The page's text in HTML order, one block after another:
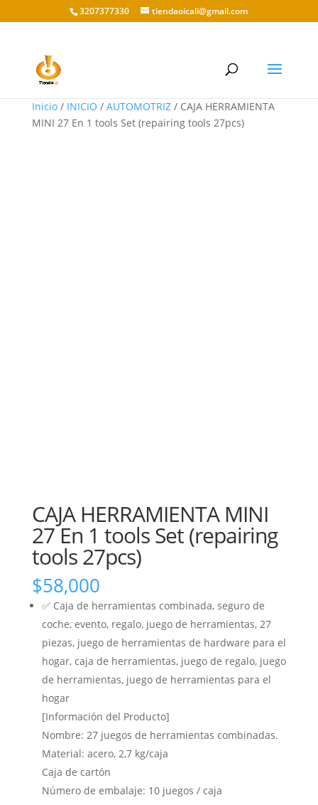
3207377330 tiendaoicali@gmail.com
Inicio/ INICIO / AUTOMOTRIZ/ CAJA HERRAMIENTA
MINI 27 En 1 tools Set (repairing tools 27pcs)
CAJA HERRAMIENTA MINI
27 En 1 tools Set (repairing
tools 27pcs)
$58,000
✅ Caja de herramientas combinada, seguro de
coche, evento, regalo, juego de herramientas, 27
piezas, juego de herramientas de hardware para el
hogar, caja de herramientas, juego de regalo, juego
de herramientas, juego de herramientas para el
hogar
[Información del Producto]
Nombre: 27 juegos de herramientas combinadas.
Material: acero, 2,7 kg/caja
Caja de cartón
Número de embalaje: 10 juegos / caja